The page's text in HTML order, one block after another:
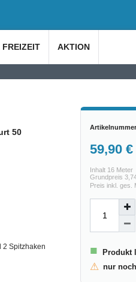
FREIZEIT AKTION
50
2 Spitzhaken
59,90 €
Inhalt 16 Meter
Grundpreis
Preis inkl. ges.
■ Produkt
⚠ nur